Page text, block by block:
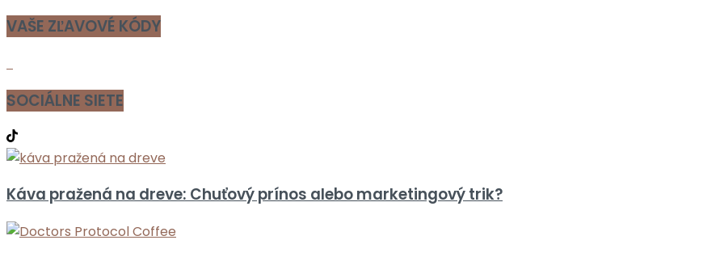
VAŠE ZĽAVOVÉ KÓDY
SOCIÁLNE SIETE
Káva pražená na dreve: Chuťový prínos alebo marketingový trik?